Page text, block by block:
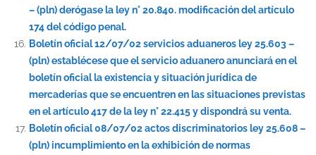
– (pln) derógase la ley n° 20.840. modificación del artículo
174 del código penal.
Boletín oficial 12/07/02 servicios aduaneros ley 25.603 –
(pln) establécese que el servicio aduanero anunciará en el
boletín oficial la existencia y situación jurídica de
mercaderías que se encuentren en las situaciones previstas
en el artículo 417 de la ley n° 22.415 y dispondrá su venta.
Boletín oficial 08/07/02 actos discriminatorios ley 25.608 –
(pln) incumplimiento en la exhibición de normas